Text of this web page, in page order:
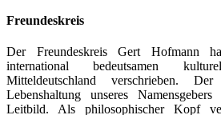
Freundeskreis
Der Freundeskreis Gert Hofmann
international bedeutsamen
Mitteldeutschland verschrieben.
Lebenshaltung unseres
Leitbild. Als philosophischer Kopf